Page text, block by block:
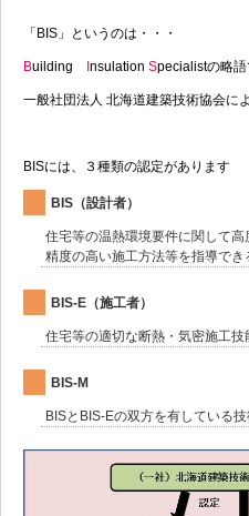
「BIS」というのは・・・
Building nsulation Specialistの略語
一般社団法人 北海道建築技術協会に
BISには、３種類の認定があります
BIS（設計者）
住宅等の温熱環境要件に関して高
精度の高い施工方法等を指導でき
BIS-E（施工者）
住宅等の適切な断熱・気密施工
BIS-M
BISとBIS-Eの双方を有している